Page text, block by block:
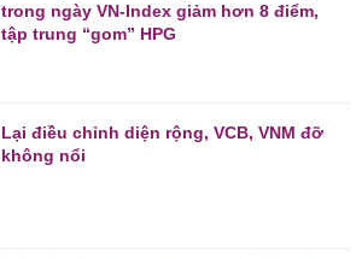
trong ngày VN-Index giảm hơn 8 điểm,
tập trung “gom” HPG
Lại điều chỉnh diện rộng, VCB, VNM đỡ
không nổi